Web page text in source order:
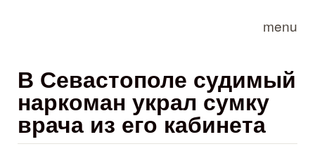
menu
В Севастополе судимый
наркоман украл сумку
врача из его кабинета